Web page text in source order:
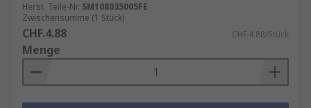
Herst. Teile-Nr. SM108035005FE
Zwischensumme (1 Stück)
CHF.4.88 CHF.4.88/Stück
Menge